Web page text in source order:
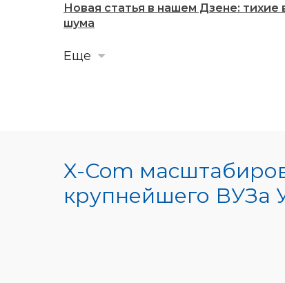
Новая статья в нашем Дзене:
шума
Еще
X-Com
крупнейшего ВУЗа